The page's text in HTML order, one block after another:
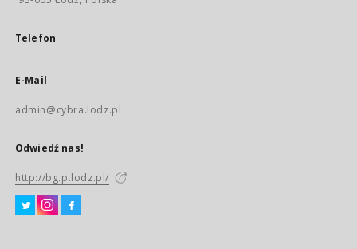
Telefon
E-Mail
admin@cybra.lodz.pl
Odwiedź nas!
http://bg.p.lodz.pl/